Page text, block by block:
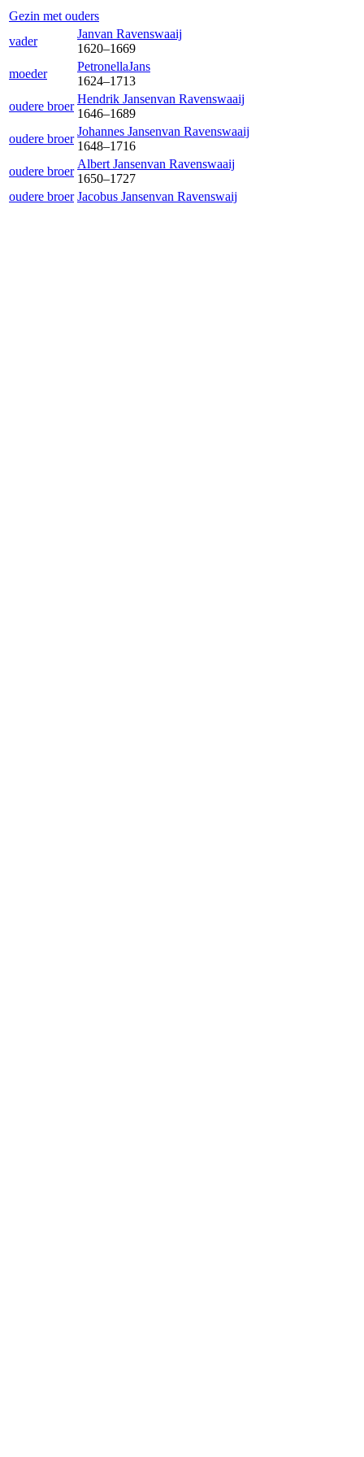
Gezin met ouders
vader
Janvan Ravenswaaij
1620–1669
moeder
PetronellaJans
1624–1713
oudere broer
Hendrik Jansenvan Ravenswaaij
1646–1689
oudere broer
Johannes Jansenvan Ravenswaaij
1648–1716
oudere broer
Albert Jansenvan Ravenswaaij
1650–1727
oudere broer Jacobus Jansenvan Ravenswaij